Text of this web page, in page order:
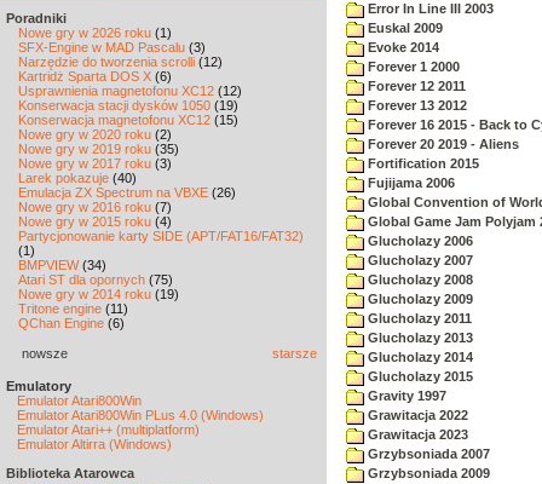
Poradniki
Nowe gry w 2026 roku (1)
SFX-Engine w MAD Pascalu (3)
Narzędzie do tworzenia scrolli (12)
Kartridż Sparta DOS X (6)
Usprawnienia magnetofonu XC12 (12)
Konserwacja stacji dysków 1050 (19)
Konserwacja magnetofonu XC12 (15)
Nowe gry w 2020 roku (2)
Nowe gry w 2019 roku (35)
Nowe gry w 2017 roku (3)
Larek pokazuje (40)
Emulacja ZX Spectrum na VBXE (26)
Nowe gry w 2016 roku (7)
Nowe gry w 2015 roku (4)
Partycjonowanie karty SIDE (APT/FAT16/FAT32)
(1)
BMPVIEW(34)
Atari ST dla opornych (75)
Nowe gry w 2014 roku (19)
Tritone engine (11)
QChan Engine (6)
nowsze starsze
Emulatory
Emulator Atari800Win
Emulator Atari800Win PLus 4.0 (Windows)
Emulator Atari++ (multiplatform)
Emulator Altirra (Windows)
Biblioteka Atarowca
Error In Line III 2003
Euskal 2009
Evoke 2014
Forever 1 2000
Forever 12 2011
Forever 13 2012
Forever 16 2015 - Back to
Forever 20 2019 - Aliens
Fortification 2015
Fujijama 2006
Global Convention of
Global Game Jam Polyjam
Glucholazy 2006
Glucholazy 2007
Glucholazy 2008
Glucholazy 2009
Glucholazy 2011
Glucholazy 2013
Glucholazy 2014
Glucholazy 2015
Gravity 1997
Grawitacja 2022
Grawitacja 2023
Grzybsoniada 2007
Grzybsoniada 2009